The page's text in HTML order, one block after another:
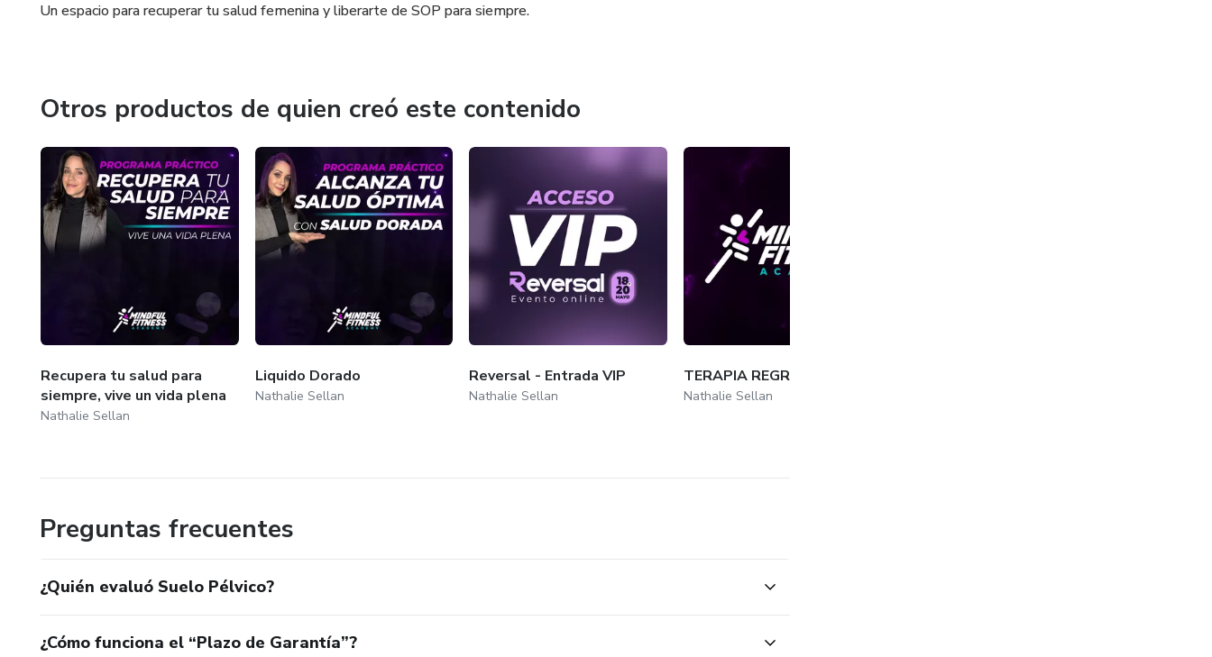
Un espacio para recuperar tu salud femenina y liberarte de SOP para siempre.
Otros productos de quien creó este contenido
Recupera tu salud para
siempre, vive un vida plena
Nathalie Sellan
Liquido Dorado
Nathalie Sellan
Reversal - Entrada VIP
Nathalie Sellan
TERAPIA REGRESIVA -
Nathalie Sellan
Preguntas frecuentes
¿Quién evaluó Suelo Pélvico?
¿Cómo funciona el “Plazo de Garantía”?